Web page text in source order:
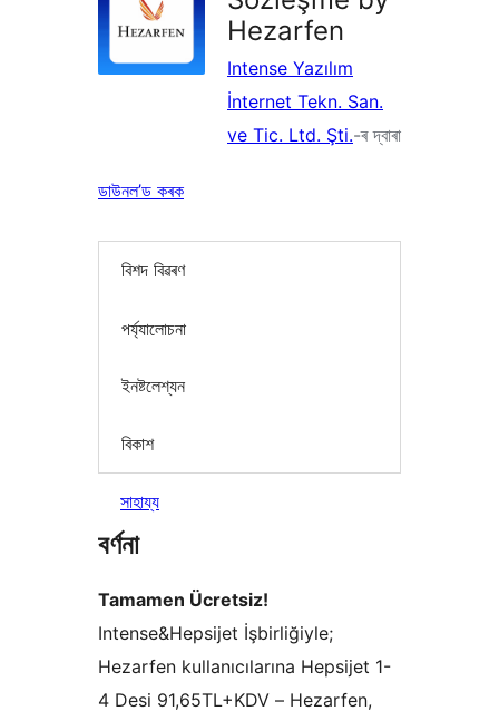
Hezarfen
Intense Yazılım
İnternet Tekn. San.
ve Tic. Ltd. Şti.-ৰ দ্বাৰা
ডাউনল’ড কৰক
বিশদ বিৱৰণ
পৰ্য্যালোচনা
ইনষ্টলেশ্যন
বিকাশ
সাহায্য
বৰ্ণনা
Tamamen Ücretsiz!
Intense&Hepsijet İşbirliğiyle;
Hezarfen kullanıcılarına Hepsijet 1-
4 Desi 91,65TL+KDV – Hezarfen,